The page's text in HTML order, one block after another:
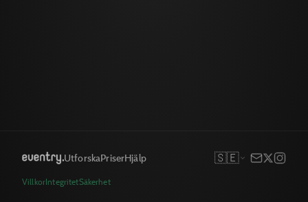
UtforskaPriserHjälp 🇸🇪
VillkorIntegritetSäkerhet